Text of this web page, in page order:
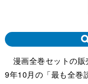
漫画全巻セットの販
9年10月の「最も全巻